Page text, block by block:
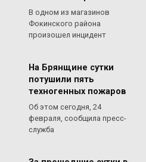
В одном из магазинов
Фокинского района
произошел инцидент
На Брянщине сутки
потушили пять
техногенных пожаров
Об этом сегодня, 24
февраля, сообщила пресс-
служба